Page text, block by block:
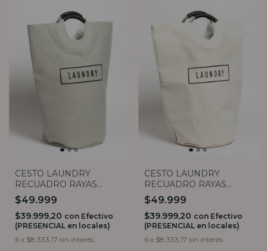
CESTO LAUNDRY
RECUADRO RAYAS
FINAS
$49.999
$39.999,20 con Efectivo
(PRESENCIAL en locales)
6 x $8.333,17 sin interés
CESTO LAUNDRY
RECUADRO RAYAS
FINAS
$49.999
$39.999,20 con Efectivo
(PRESENCIAL en locales)
6 x $8.333,17 sin interés